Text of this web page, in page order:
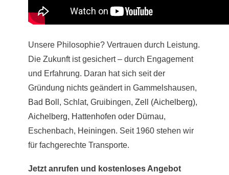
Unsere Philosophie? Vertrauen durch Leistung.
Die Zukunft ist gesichert – durch Engagement
und Erfahrung. Daran hat sich seit der
Gründung nichts geändert in Gammelshausen,
Bad Boll , Schlat, Gruibingen, Zell (Aichelberg),
Aichelberg, Hattenhofen oder Dürnau,
Eschenbach, Heiningen. Seit 1960 stehen wir
für fachgerechte Transporte.
Jetzt anrufen und kostenloses Angebot